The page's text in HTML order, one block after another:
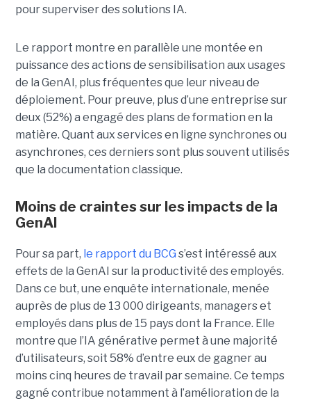
pour superviser des solutions IA.
Le rapport montre en parallèle une montée en
puissance des actions de sensibilisation aux usages
de la GenAI, plus fréquentes que leur niveau de
déploiement. Pour preuve, plus d’une entreprise sur
deux (52%) a engagé des plans de formation en la
matière. Quant aux services en ligne synchrones ou
asynchrones, ces derniers sont plus souvent utilisés
que la documentation classique.
Moins de craintes sur les impacts de la
GenAI
Pour sa part, le rapport du BCG s’est intéressé aux
effets de la GenAI sur la productivité des employés.
Dans ce but, une enquête internationale, menée
auprès de plus de 13 000 dirigeants, managers et
employés dans plus de 15 pays dont la France. Elle
montre que l’IA générative permet à une majorité
d’utilisateurs, soit 58% d’entre eux de gagner au
moins cinq heures de travail par semaine. Ce temps
gagné contribue notamment à l’amélioration de la